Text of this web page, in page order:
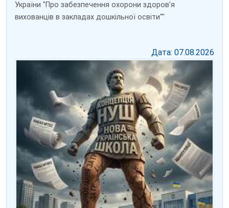
України "Про забезпечення охорони здоров’я
вихованців в закладах дошкільної освіти""
Дата: 07.08.2026